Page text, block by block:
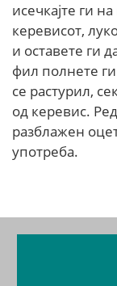
исечкајте ги
керевисот,
и оставете ги
фил полнете
се растурил,
од керевис.
разблажен
употреба.